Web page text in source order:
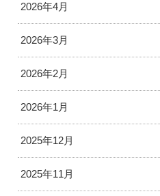
2026年4月
2026年3月
2026年2月
2026年1月
2025年12月
2025年11月